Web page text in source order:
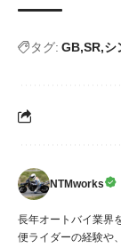
タグ: GB SR シ
NTMworks
長年オートバイ業界
便ライダーの経験や